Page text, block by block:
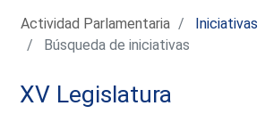
Actividad Parlamentaria
Iniciativas
Búsqueda de iniciativas
XV Legislatura